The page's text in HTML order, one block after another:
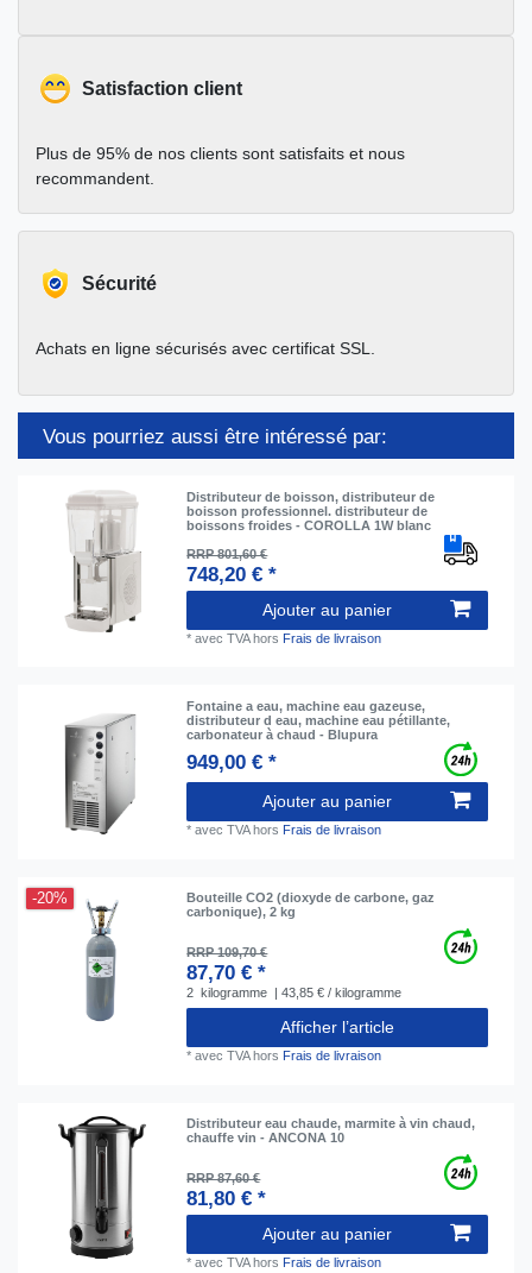
Satisfaction client
Plus de 95% de nos clients sont satisfaits et nous
recommandent.
Sécurité
Achats en ligne sécurisés avec certificat SSL.
Vous pourriez aussi être intéressé par:
Distributeur de boisson, distributeur de
boisson professionnel. distributeur de
boissons froides - COROLLA 1W blanc
RRP 801,60 €
748,20 € *
Ajouter au panier
*avec TVAhors Frais de livraison
Fontaine a eau, machine eau gazeuse,
distributeur d eau, machine eau pétillante,
carbonateur à chaud - Blupura
949,00 € *
Ajouter au panier
*avec TVAhors Frais de livraison
-20%
Bouteille CO2 (dioxyde de carbone, gaz
carbonique), 2 kg
RRP 109,70 €
87,70 € *
2 kilogramme | 43,85 € / kilogramme
Afficher l’article
*avec TVAhors Frais de livraison
Distributeur eau chaude, marmite à vin chaud,
chauffe vin - ANCONA 10
RRP 87,60 €
81,80 € *
Ajouter au panier
*avec TVAhors Frais de livraison